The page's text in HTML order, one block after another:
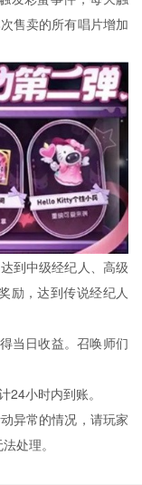
售卖的所有唱片增加
到中级经纪人、高级
励，达到传说经纪人
当日收益。召唤师们
小时内到账。
异常的情况，请玩家
处理。